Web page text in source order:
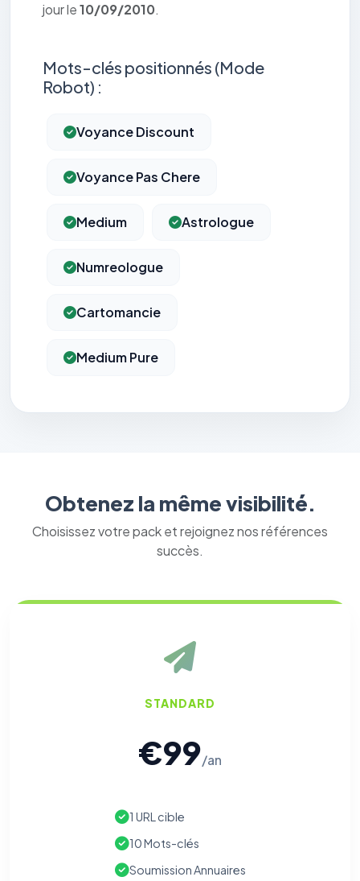
jour le10/09/2010.
Mots-clés positionnés (Mode
Robot) :
Voyance Discount
Voyance Pas Chere
Medium Astrologue
Numreologue
Cartomancie
Medium Pure
Obtenez la même visibilité.
Choisissez votre pack et rejoignez nos références
succès.
STANDARD
€99/an
1 URL cible
10 Mots-clés
Soumission Annuaires